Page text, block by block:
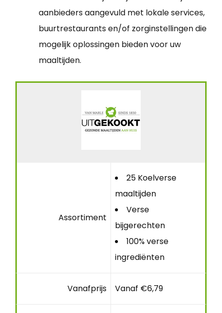
aanbieders aangevuld met lokale services,
buurtrestaurants en/of zorginstellingen die
mogelijk oplossingen bieden voor uw
maaltijden.
Assortiment
25 Koelverse
maaltijden
Verse
bijgerechten
100% verse
ingrediënten
Vanafprijs Vanaf €6,79